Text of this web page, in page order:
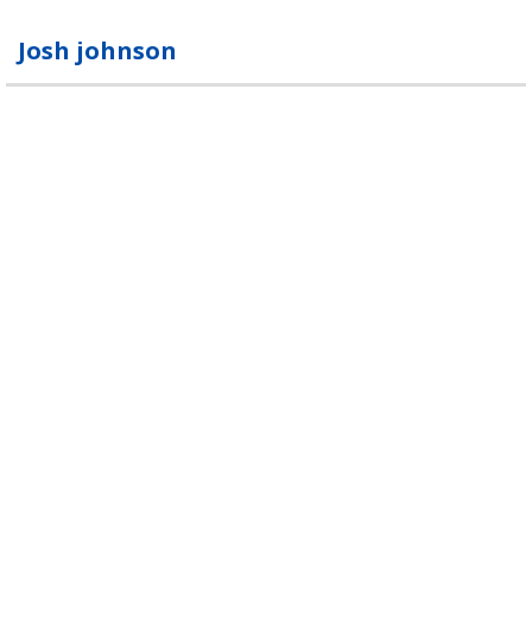
Josh johnson